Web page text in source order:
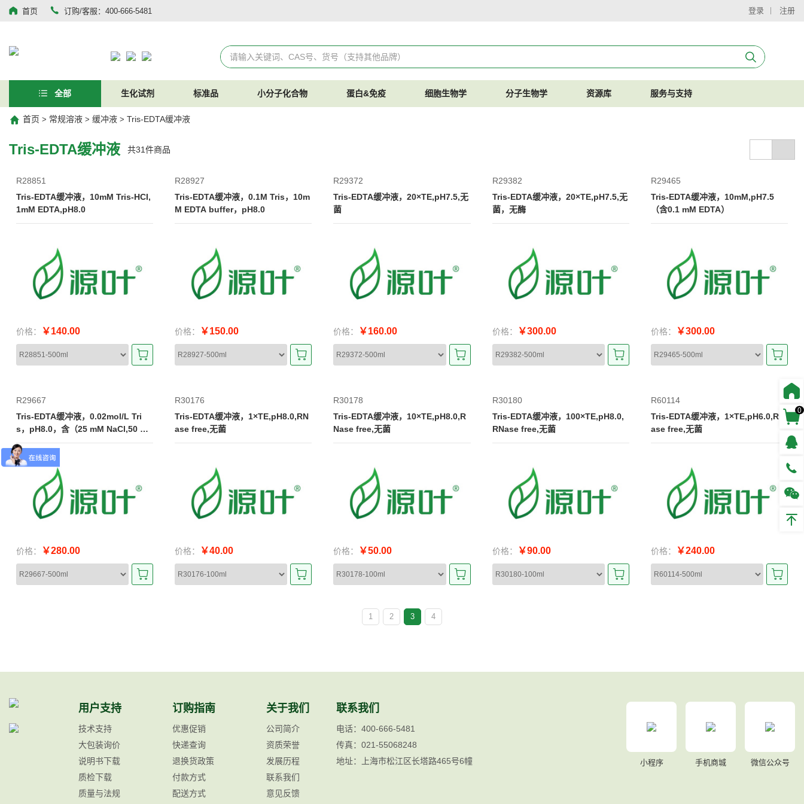
首页 订购/客服：400-666-5481 登录 注册
全部 生化试剂 标准品 小分子化合物 蛋白&免疫 细胞生物学 分子生物学 资源库 服务与支持
首页 > 常规溶液 > 缓冲液 > Tris-EDTA缓冲液
Tris-EDTA缓冲液 共31件商品
R28851
Tris-EDTA缓冲液，10mM Tris-HCI,
1mM EDTA,pH8.0
价格： ￥140.00
R28927
Tris-EDTA缓冲液，0.1M Tris，10m
M EDTA buffer，pH8.0
价格： ￥150.00
R29372
Tris-EDTA缓冲液，20×TE,pH7.5,无
菌
价格： ￥160.00
R29382
Tris-EDTA缓冲液，20×TE,pH7.5,无
菌，无酶
价格： ￥300.00
R29465
Tris-EDTA缓冲液，10mM,pH7.5
（含0.1 mM EDTA）
价格： ￥300.00
R29667
Tris-EDTA缓冲液，0.02mol/L Tri
s，pH8.0，含（25 mM NaCl,50 m
M EDTA,0.05% SDS)
价格： ￥280.00
R30176
Tris-EDTA缓冲液，1×TE,pH8.0,RN
ase free,无菌
价格： ￥40.00
R30178
Tris-EDTA缓冲液，10×TE,pH8.0,R
Nase free,无菌
价格： ￥50.00
R30180
Tris-EDTA缓冲液，100×TE,pH8.0,
RNase free,无菌
价格： ￥90.00
R60114
Tris-EDTA缓冲液，1×TE,pH6.0,RN
ase free,无菌
价格： ￥240.00
1 2 3 4
用户支持
技术支持
大包装询价
说明书下载
质检下载
质量与法规
订购指南
优惠促销
快递查询
退换货政策
付款方式
配送方式
关于我们
公司简介
资质荣誉
发展历程
联系我们
意见反馈
联系我们
电话：400-666-5481
传真：021-55068248
地址：上海市松江区长塔路465号6幢
小程序 手机商城 微信公众号
0